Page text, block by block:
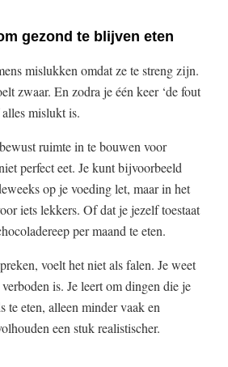
gezond te blijven eten
mislukken omdat ze te streng zijn.
zwaar. En zodra je één keer ‘de fout
mislukt is.
ruimte in te bouwen voor
perfect eet. Je kunt bijvoorbeeld
op je voeding let, maar in het
iets lekkers. Of dat je jezelf toestaat
per maand te eten.
voelt het niet als falen. Je weet
is. Je leert om dingen die je
te eten, alleen minder vaak en
een stuk realistischer.